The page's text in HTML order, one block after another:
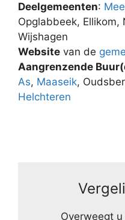
Deelgemeenten:
Opglabbeek, Ellikom,
Wijshagen
Website van de
Aangrenzende
As, Maaseik,
Helchteren
Overweegt